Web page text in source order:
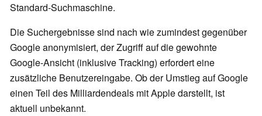
Standard-Suchmaschine.
Die Suchergebnisse sind nach wie zumindest gegenüber
Google anonymisiert, der Zugriff auf die gewohnte
Google-Ansicht (inklusive Tracking) erfordert eine
zusätzliche Benutzereingabe. Ob der Umstieg auf Google
einen Teil des Milliardendeals mit Apple darstellt, ist
aktuell unbekannt.